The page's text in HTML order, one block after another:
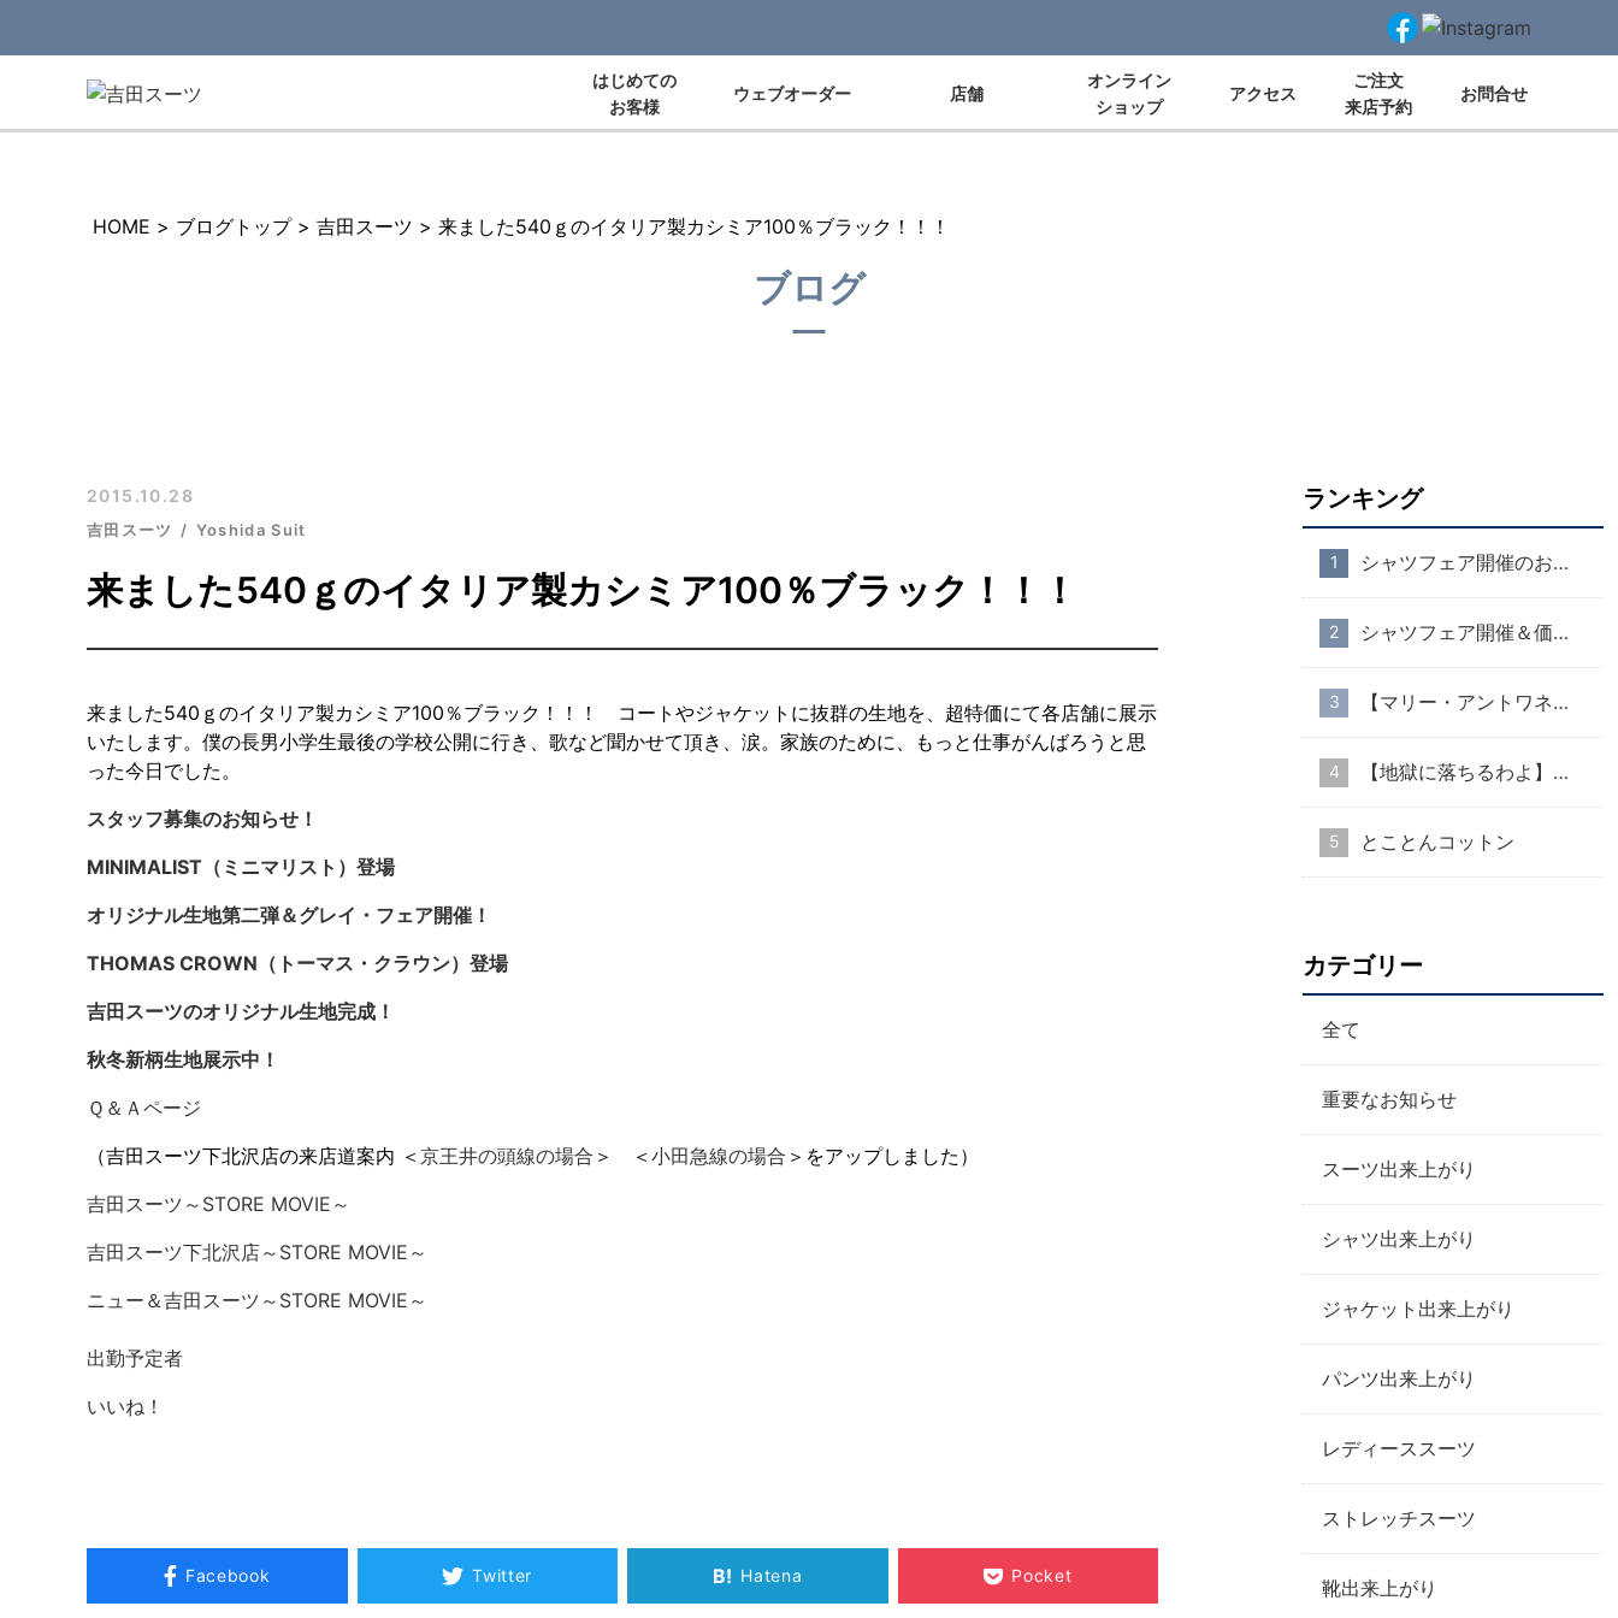
はじめての
お客様
ウェブオーダー 店舗
オンライン
ショップ
アクセス
ご注文
来店予約
お問合せ
HOME > ブログトップ > 吉田スーツ > 来ました540ｇのイタリア製カシミア100％ブラック！！！
ブログ
2015.10.28
吉田スーツ Yoshida Suit
来ました540ｇのイタリア製カシミア100％ブラック！！！
来ました540ｇのイタリア製カシミア100％ブラック！！！ コートやジャケットに抜群の生地を、超特価にて各店舗に展示
いたします。僕の長男小学生最後の学校公開に行き、歌など聞かせて頂き、涙。家族のために、もっと仕事がんばろうと思
った今日でした。
スタッフ募集のお知らせ！
MINIMALIST（ミニマリスト）登場
オリジナル生地第二弾＆グレイ・フェア開催！
THOMAS CROWN（トーマス・クラウン）登場
吉田スーツのオリジナル生地完成！
秋冬新柄生地展示中！
Ｑ＆Ａページ
（吉田スーツ下北沢店の来店道案内 ＜ 京王井の頭線の場合 ＞ ＜ 小田急線の場合 ＞をアップしました）
吉田スーツ～STORE MOVIE～
吉田スーツ下北沢店～STORE MOVIE～
ニュー＆吉田スーツ～STORE MOVIE～
出勤予定者
いいね！
Facebook Twitter B! Hatena Pocket
ランキング
シャツフェア開催のお知らせ
シャツフェア開催＆価格改定のお知らせ
【マリー・アントワネット・スタイル】part１
【地獄に落ちるわよ】衣装協力のお知らせ
とことんコットン
カテゴリー
全て
重要なお知らせ
スーツ出来上がり
シャツ出来上がり
ジャケット出来上がり
パンツ出来上がり
レディーススーツ
ストレッチスーツ
靴出来上がり